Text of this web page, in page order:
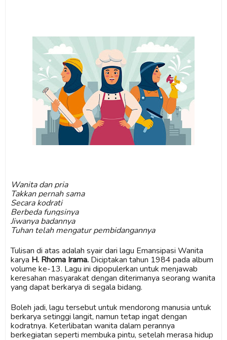
Wanita dan pria
Takkan pernah sama
Secara kodrati
Berbeda fungsinya
Jiwanya badannya
Tuhan telah mengatur pembidangannya
Tulisan di atas adalah syair dari lagu Emansipasi Wanita
karya H. Rhoma Irama. Diciptakan tahun 1984 pada album
volume ke-13. Lagu ini dipopulerkan untuk menjawab
keresahan masyarakat dengan diterimanya seorang wanita
yang dapat berkarya di segala bidang.
Boleh jadi, lagu tersebut untuk mendorong manusia untuk
berkarya setinggi langit, namun tetap ingat dengan
kodratnya. Keterlibatan wanita dalam perannya
berkegiatan seperti membuka pintu, setelah merasa hidup